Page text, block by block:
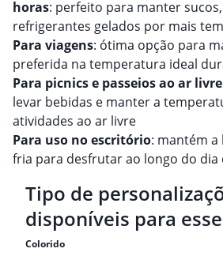
horas: perfeito para manter
refrigerantes gelados por mais
Para viagens: ótima opção para
preferida na temperatura ideal
Para picnics e passeios ao ar livre
levar bebidas e manter a
atividades ao ar livre
Para uso no escritório: mantém
fria para desfrutar ao longo do dia
Tipo de
disponíveis para
Colorido